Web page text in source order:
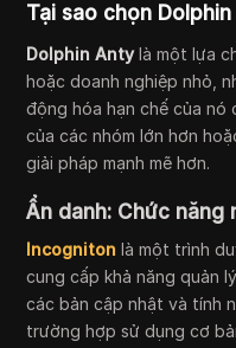
Tại sao chọn
Dolphin Antylà một lựa
hoặc doanh nghiệp nhỏ,
động hóa hạn chế của nó
của các nhóm lớn hơn
giải pháp mạnh mẽ hơn.
Ẩn danh: Chức năng
Incogniton là một trình
cung cấp khả năng quản
các bản cập nhật và tính
trường hợp sử dụng cơ